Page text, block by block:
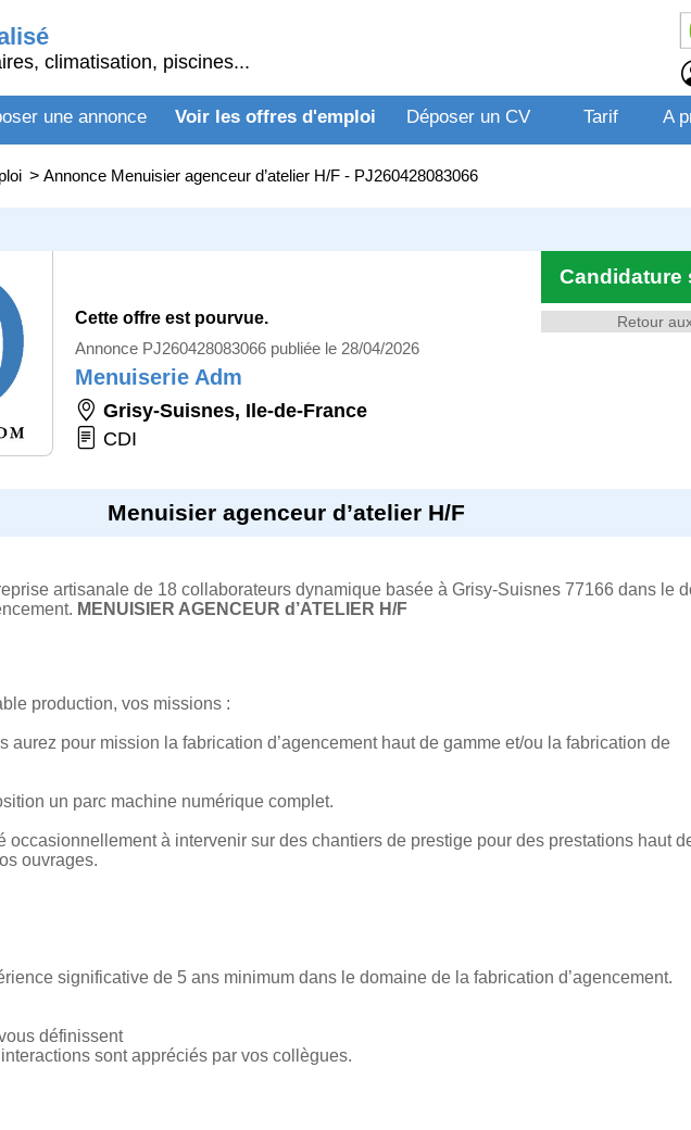
climatisation, piscines...
une annonce Voir les offres d'emploi Déposer un CV Tarif A
> Annonce Menuisier agenceur d’atelier H/F - PJ260428083066
Retour
Candidature
Cette offre est pourvue.
Annonce PJ260428083066 publiée le 28/04/2026
Menuiserie Adm
Grisy-Suisnes, Ile-de-France
CDI
Menuisier agenceur d’atelier H/F
artisanale de 18 collaborateurs dynamique basée à Grisy-Suisnes 77166 dans le
MENUISIER AGENCEUR d’ATELIER H/F
production, vos missions :
aurez pour mission la fabrication d’agencement haut de gamme et/ou la fabrication de
un parc machine numérique complet.
occasionnellement à intervenir sur des chantiers de prestige pour des prestations haut
ouvrages.
significative de 5 ans minimum dans le domaine de la fabrication d’agencement.
définissent
sont appréciés par vos collègues.